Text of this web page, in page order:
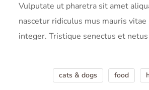
Vulputate ut pharetra sit amet
nascetur ridiculus mus mauris
integer. Tristique senectus et
cats & dogs food